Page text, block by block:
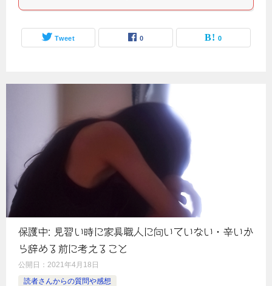
Tweet 0 0
保護中: 見習い時に家具職人に向いていない・辛いか
ら辞める前に考えること
公開日： 2021年4月18日
読者さんからの質問や感想